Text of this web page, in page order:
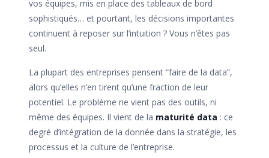
vos équipes, mis en place des tableaux de bord
sophistiqués… et pourtant, les décisions importantes
continuent à reposer sur l’intuition ? Vous n’êtes pas
seul.
La plupart des entreprises pensent “faire de la data”,
alors qu’elles n’en tirent qu’une fraction de leur
potentiel. Le problème ne vient pas des outils, ni
même des équipes. Il vient de la maturité data : ce
degré d’intégration de la donnée dans la stratégie, les
processus et la culture de l’entreprise.